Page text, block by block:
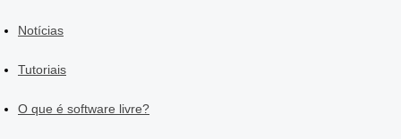
Notícias
Tutoriais
O que é software livre?